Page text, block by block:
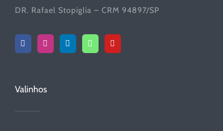
DR. Rafael Stopiglia – CRM 94897/SP
Valinhos